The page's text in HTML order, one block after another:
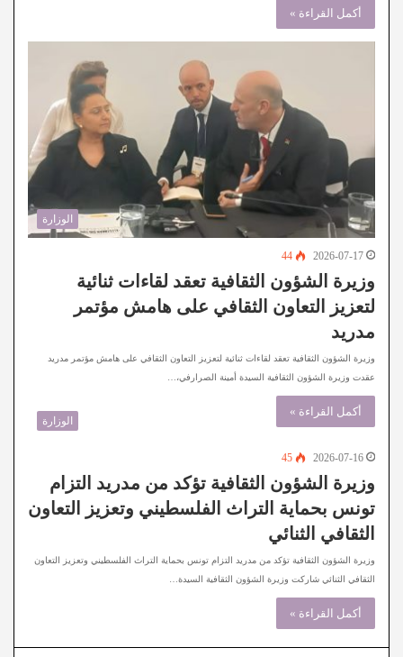
أكمل القراءة »
الوزارة
2026-07-17
44
وزيرة الشؤون الثقافية تعقد لقاءات ثنائية
لتعزيز التعاون الثقافي على هامش مؤتمر
مدريد
وزيرة الشؤون الثقافية تعقد لقاءات ثنائية لتعزيز التعاون الثقافي على هامش مؤتمر مدريد
عقدت وزيرة الشؤون الثقافية السيدة أمينة الصرارفي،…
أكمل القراءة »
الوزارة
2026-07-16
45
وزيرة الشؤون الثقافية تؤكد من مدريد التزام
تونس بحماية التراث الفلسطيني وتعزيز التعاون
الثقافي الثنائي
وزيرة الشؤون الثقافية تؤكد من مدريد التزام تونس بحماية التراث الفلسطيني وتعزيز التعاون
الثقافي الثنائي شاركت وزيرة الشؤون الثقافية السيدة…
أكمل القراءة »